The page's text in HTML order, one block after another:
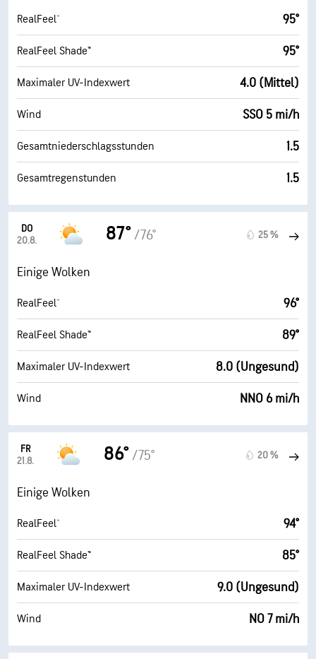
RealFeel® 95°
RealFeel Shade™ 95°
Maximaler UV-Indexwert 4.0 (Mittel)
Wind SSO 5 mi/h
Gesamtniederschlagsstunden 1.5
Gesamtregenstunden 1.5
DO
20.8.
87° /76° 25 %
Einige Wolken
RealFeel® 96°
RealFeel Shade™ 89°
Maximaler UV-Indexwert 8.0 (Ungesund)
Wind NNO 6 mi/h
FR
21.8.
86° /75° 20 %
Einige Wolken
RealFeel® 94°
RealFeel Shade™ 85°
Maximaler UV-Indexwert 9.0 (Ungesund)
Wind NO 7 mi/h